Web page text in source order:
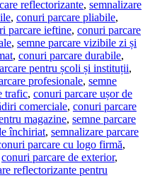
reflectorizante, semnalizare
, conuri parcare pliabile,
parcare ieftine, conuri parcare
, semne parcare vizibile zi și
, conuri parcare durabile,
pentru școli și instituții,
profesionale, semne
trafic, conuri parcare ușor de
comerciale, conuri parcare
magazine, semne parcare
închiriat, semnalizare parcare
parcare cu logo firmă,
conuri parcare de exterior,
reflectorizante pentru